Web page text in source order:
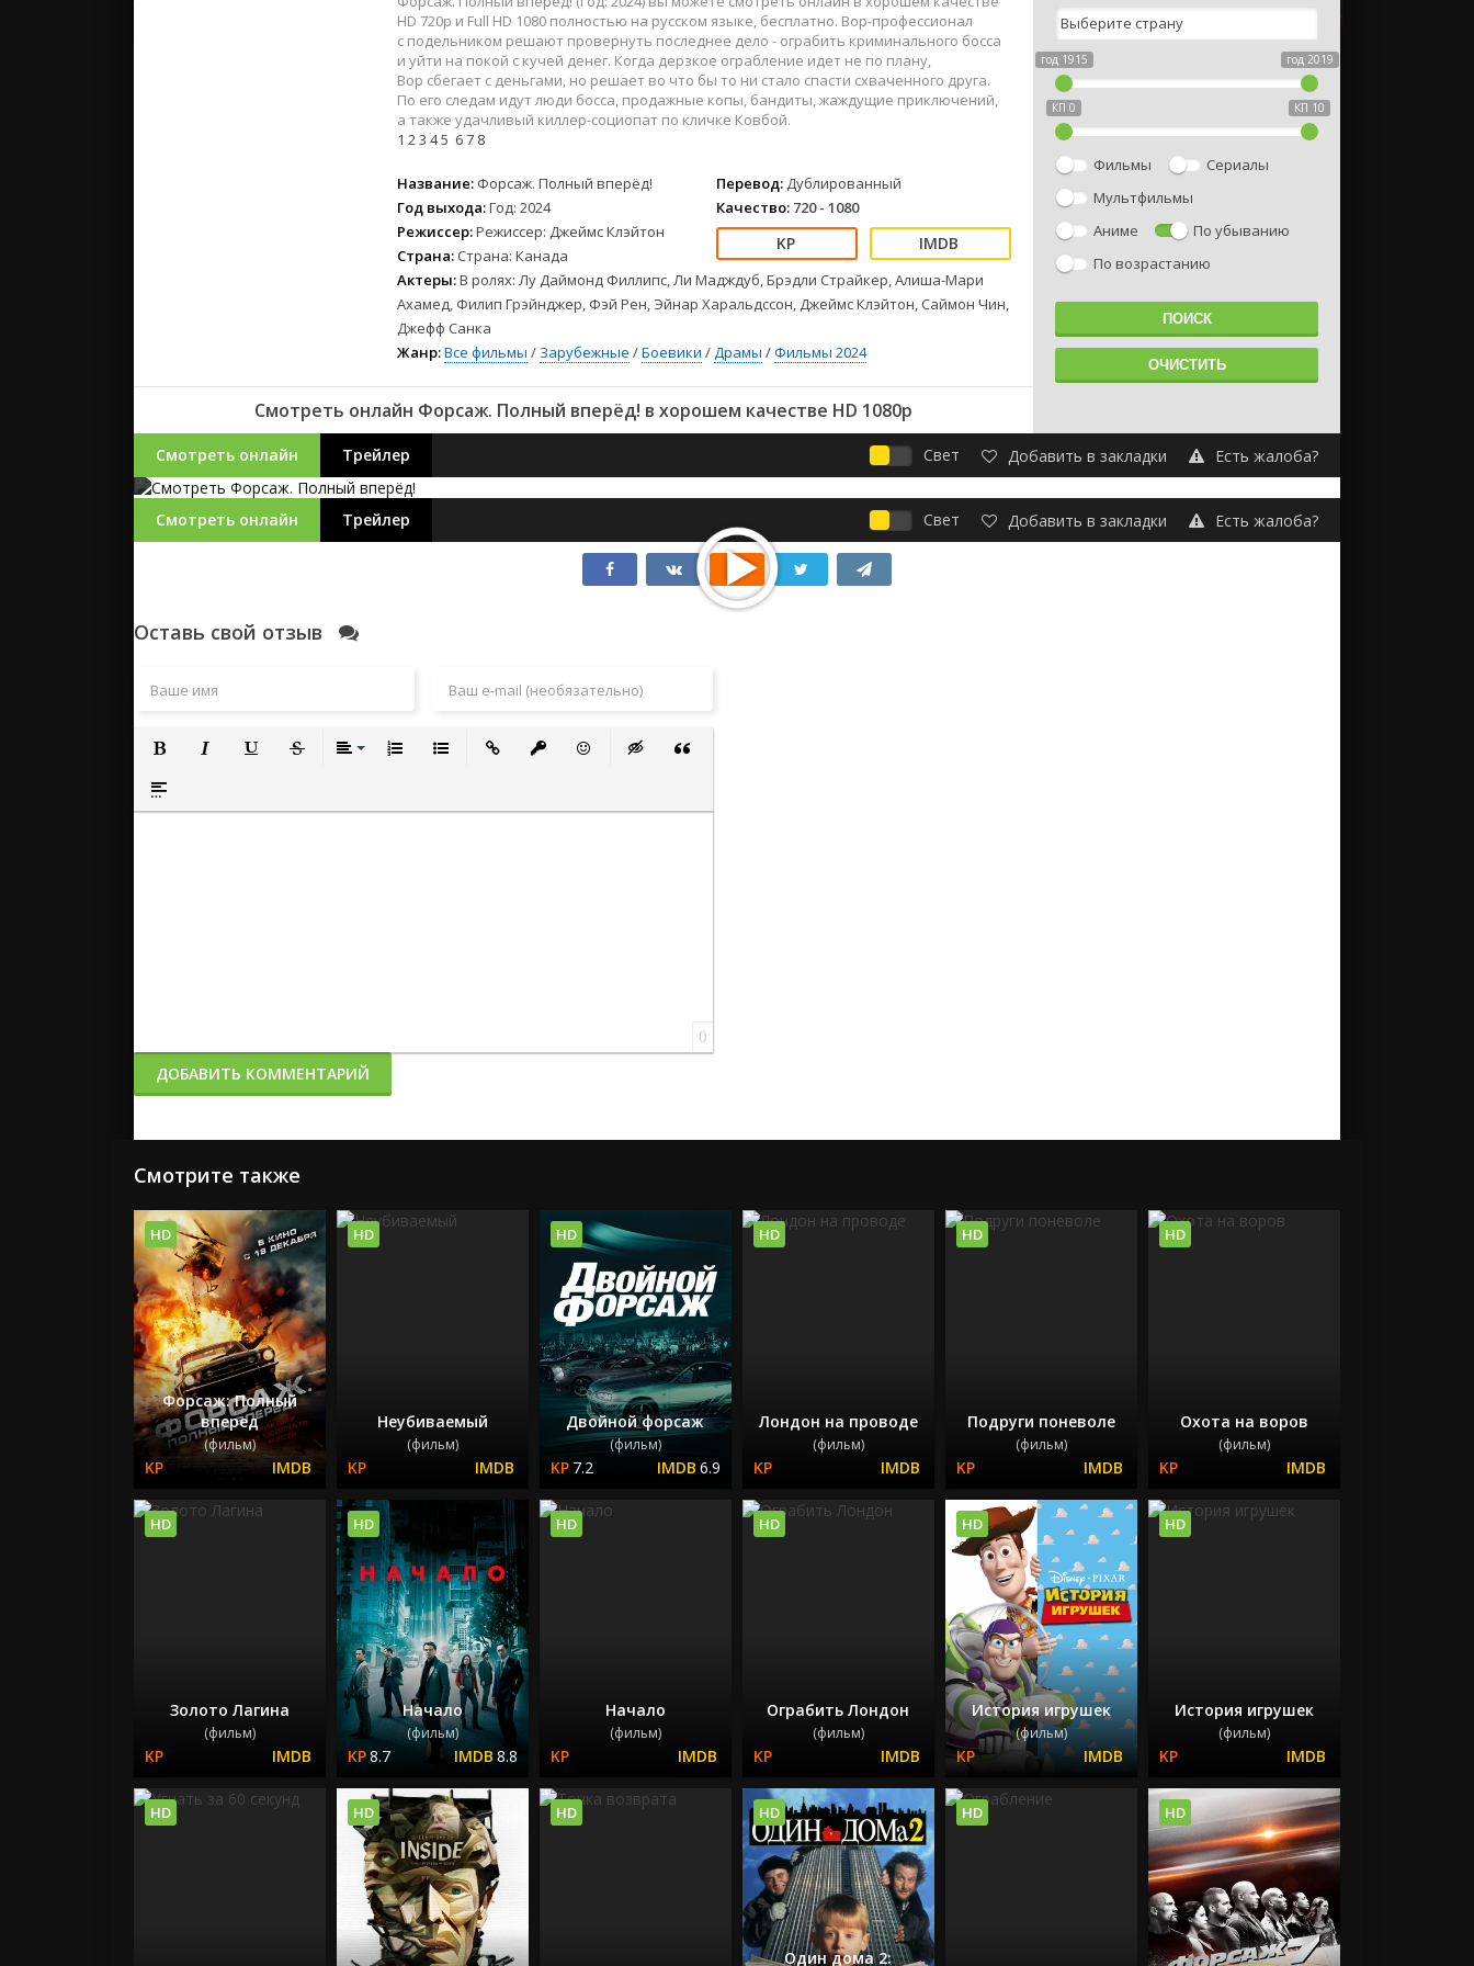
2022
2021
Русские
СССР
Детские
Драмы
Комедии
Спорт
Триллеры
Ужасы
2022
2021
Зарубежные
Фильмы из соцетей
HD 720p и Full HD 1080 полностью на русском языке, бесплатно. Вор-профессионал
с подельником решают провернуть последнее дело - ограбить криминального босса
и уйти на покой с кучей денег. Когда дерзкое ограбление идет не по плану,
Вор сбегает с деньгами, но решает во что бы то ни стало спасти схваченного друга.
По его следам идут люди босса, продажные копы, бандиты, жаждущие приключений,
а также удачливый киллер-социопат по кличке Ковбой.
1 23 45 67 8
Название: Форсаж. Полный вперёд!
Год выхода:Год: 2024
Режиссер:Режиссер: Джеймс Клэйтон
Страна: Страна: Канада
Перевод: Дублированный
Качество: 720 - 1080
Актеры:В ролях: Лу Даймонд Филлипс, Ли Мадждуб, Брэдли Страйкер, Алиша-Мари
Ахамед, Филип Грэйнджер, Фэй Рен, Эйнар Харальдссон, Джеймс Клэйтон, Саймон Чин,
Джефф Санка
Жанр:Все фильмы / Зарубежные /Боевики /Драмы /Фильмы 2024
Смотреть онлайн Форсаж. Полный вперёд! в хорошем качестве HD 1080p
год 1915 год 2019
КП 0 КП 10
Фильмы
Сериалы
Мультфильмы
Аниме
По убыванию
По возрастанию
Смотреть онлайн Трейлер Свет Добавить в закладки Есть жалоба?
Смотреть онлайн Трейлер Свет Добавить в закладки Есть жалоба?
Оставь свой отзыв
Полужирный
Вставка спойлера
0
ДОБАВИТЬ КОММЕНТАРИЙ
Смотрите также
Форсаж: Полный
вперед
(фильм)
HD
Неубиваемый
(фильм)
HD
Двойной форсаж
(фильм)
7.2 6.9
HD
Лондон на проводе
(фильм)
HD
Подруги поневоле
(фильм)
HD
Охота на воров
(фильм)
HD
Золото Лагина
(фильм)
HD
Начало
(фильм)
8.7 8.8
HD
Начало
(фильм)
HD
Ограбить Лондон
(фильм)
HD
История игрушек
(фильм)
HD
История игрушек
(фильм)
HD
HD HD HD
Один дома 2:
HD HD HD